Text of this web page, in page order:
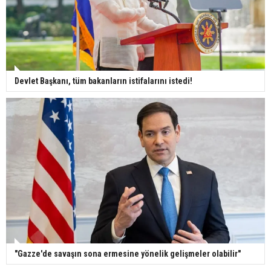
Devlet Başkanı, tüm bakanların istifalarını istedi!
"Gazze'de savaşın sona ermesine yönelik gelişmeler olabilir"